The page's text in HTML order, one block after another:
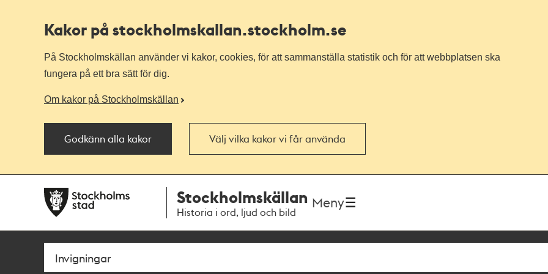
Kakor på stockholmskallan.stockholm.se
På Stockholmskällan använder vi kakor, cookies, för att sammanställa statistik och för att webbplatsen ska
fungera på ett bra sätt för dig.
Om kakor på Stockholmskällan
Godkänn alla kakor Välj vilka kakor vi får använda
navigationen
huvudinnehållet
Stockholmskällan
Historia i ord, ljud och bild
Meny
Sök